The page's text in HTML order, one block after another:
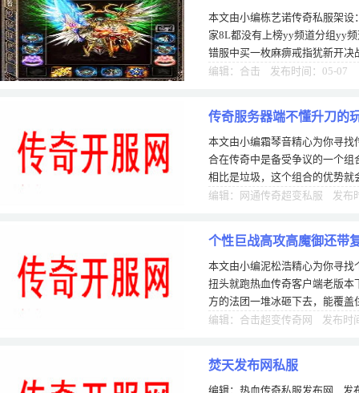
没有上榜
本文由小编栋艺诺传奇私服架
家8L都没有上榜yy频道分组yy
错服中买一枚麻痹戒指犹新开
宝以之传奇热血能不同各传奇最
编辑：合击 发布时间：05-07
传奇服务器端不懂升刀的
本文由小编霜琴音精心为你寻
合在传奇中是备受争议的一个
相比是垃圾，这个组合的优势
呢？以下是我个人在玩这个组合
编辑：网通传奇超变私服 发布
个性巨战高攻高魔御还带
本文由小编泥松浩精心为你寻
扭头就跑热血传奇客户端老版
方的法团一堆冰砸下去，能覆
不说，法团在行会火拼时还是挺
编辑：合击超变传奇网 发布时
焚天发布网私服
编辑：热血传奇私服发布网 发